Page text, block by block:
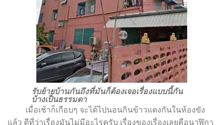
รับย้ายบ้านกันถึงที่มันก็ต้องเจอเรื่องแบบนี้กัน
บ้างเป็นธรรมดา
เมื่อเช้าก็เกือบๆ จะได้ไปนอนกินข้าวแดงกันในห้องขัง
แล้ว ดีที่ว่าเรื่องมันไม่มีอะไรครับ เรื่องของเรื่องเลยคือนาฬิกา